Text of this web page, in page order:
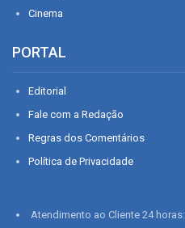
Cinema
PORTAL
Editorial
Fale com a Redação
Regras dos Comentários
Política de Privacidade
Atendimento ao Cliente 24 horas: